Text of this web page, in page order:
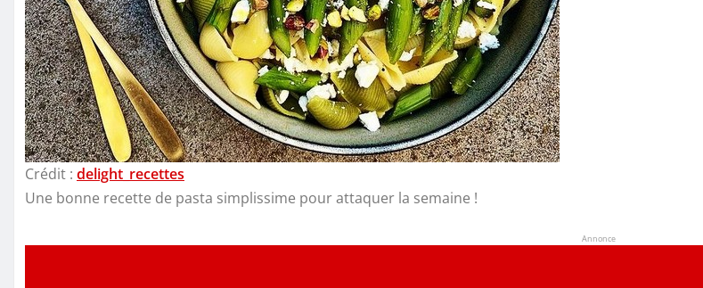
Crédit : delight_recettes
Une bonne recette de pasta simplissime pour attaquer la semaine !
Annonce